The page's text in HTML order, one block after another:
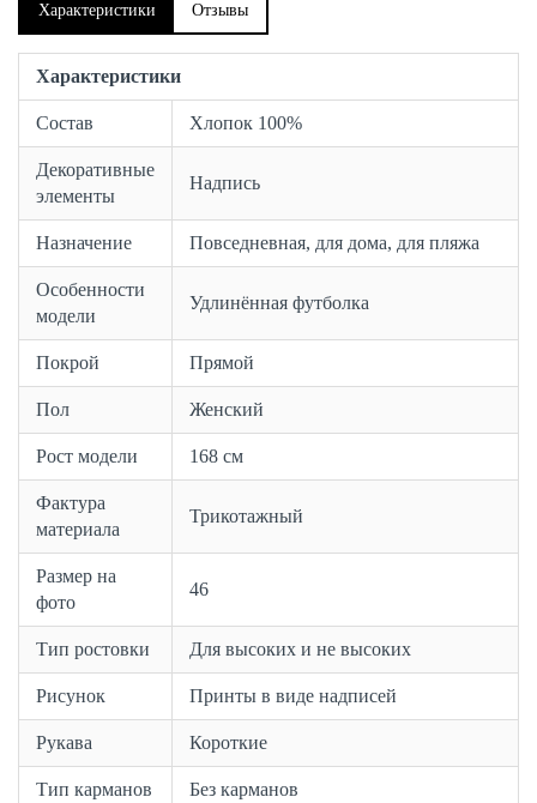
Характеристики Отзывы
Характеристики
Состав Хлопок 100%
Декоративные
элементы
Надпись
Назначение Повседневная, для дома, для пляжа
Особенности
модели
Удлинённая футболка
Покрой Прямой
Пол Женский
Рост модели 168 см
Фактура
материала
Трикотажный
Размер на
фото
46
Тип ростовки Для высоких и не высоких
Рисунок Принты в виде надписей
Рукава Короткие
Тип карманов Без карманов